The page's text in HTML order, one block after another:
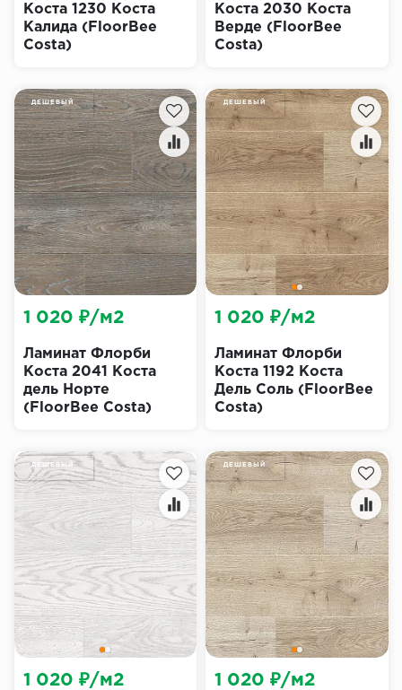
Коста 1230 Коста
Калида (FloorBee
Costa)
Коста 2030 Коста
Верде (FloorBee
Costa)
ДЕШЕВЫЙ
Ламинат Флорби
Коста 2041 Коста
дель Норте
(FloorBee Costa)
1 020 ₽/м2
ДЕШЕВЫЙ
Ламинат Флорби
Коста 1192 Коста
Дель Соль (FloorBee
Costa)
1 020 ₽/м2
ДЕШЕВЫЙ
1 020 ₽/м2
ДЕШЕВЫЙ
1 020 ₽/м2